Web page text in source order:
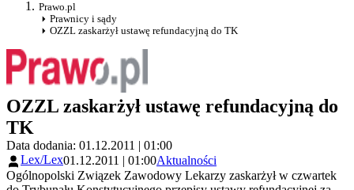
Prawo.pl
Prawnicy i sądy
OZZL zaskarżył ustawę refundacyjną do TK
OZZL zaskarżył ustawę refundacyjną do
TK
Data dodania: 01.12.2011 | 01:00
Lex/Lex01.12.2011 | 01:00Aktualności
Ogólnopolski Związek Zawodowy Lekarzy zaskarżył w czwartek